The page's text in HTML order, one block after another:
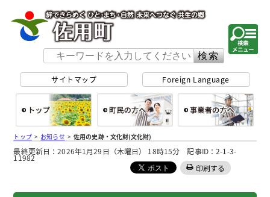
サイトマップ Foreign Language
総合トップ
トップ> お知らせ>佐用の史跡・文化財(文化財)
最終更新日：2026年1月29日（木曜日） 18時15分 記事ID：2-1-3-
11982
印刷する